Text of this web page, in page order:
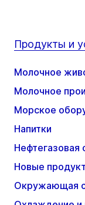
Продукты и
Молочное
Молочное
Морское
Напитки
Нефтегазовая
Новые
Окружающая